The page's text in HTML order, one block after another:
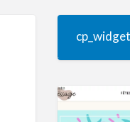
Juste-
Un-